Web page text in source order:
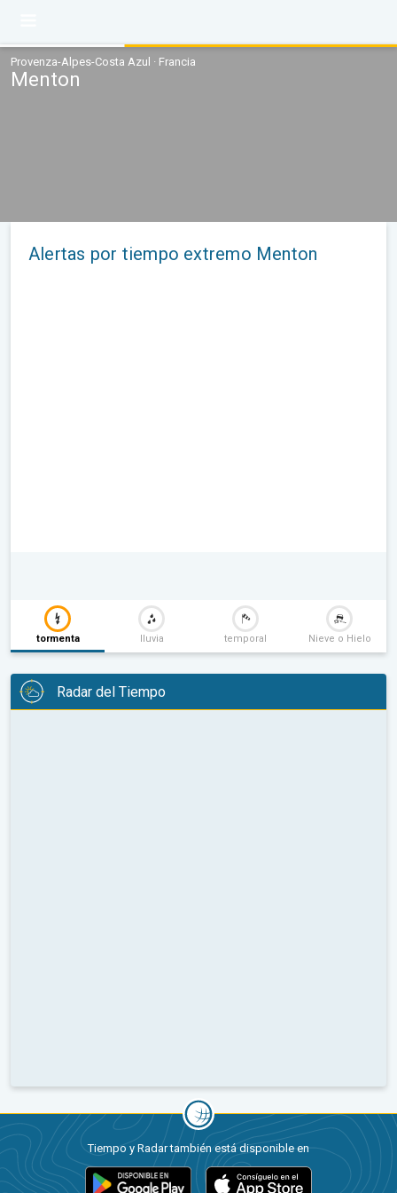
Provenza-Alpes-Costa Azul · Francia
Menton
Alertas por tiempo extremo Menton
tormenta lluvia temporal Nieve o Hielo
Radar del Tiempo
Tiempo y Radar también está disponible en